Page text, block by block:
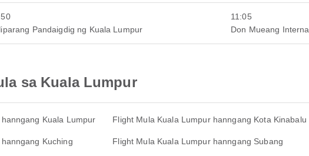
Pandaigdig ng Kuala Lumpur
11:05
Don Mueang
sa Kuala Lumpur
Kuala Lumpur Flight Mula Kuala Lumpur hanngang Kota Kinabalu
Kuching Flight Mula Kuala Lumpur hanngang Subang